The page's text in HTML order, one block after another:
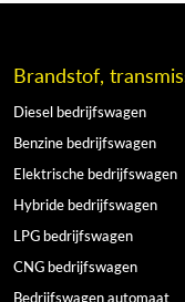
Brandstof,
Diesel bedrijfswagen
Benzine bedrijfswagen
Elektrische bedrijfswagen
Hybride bedrijfswagen
LPG bedrijfswagen
CNG bedrijfswagen
Bedrijfswagen automaat